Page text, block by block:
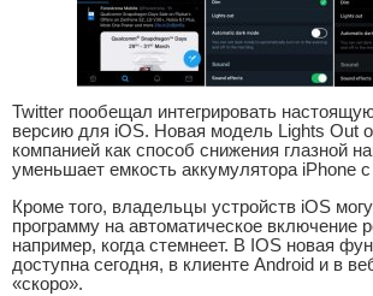
Twitter пообещал интегрировать
версию для iOS. Новая модель Lights Out
компанией как способ снижения глазной
уменьшает емкость аккумулятора iPhone
Кроме того, владельцы устройств iOS
программу на автоматическое включение
например, когда стемнеет. В IOS новая
доступна сегодня, в клиенте Android и в
«скоро».